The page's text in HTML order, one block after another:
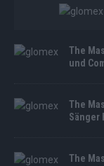
The
und
The
Sänger
The